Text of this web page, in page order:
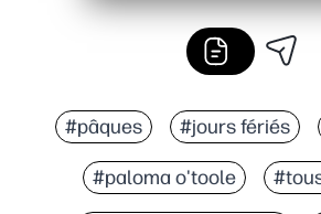
#pâques #jours fériés
#paloma o'toole